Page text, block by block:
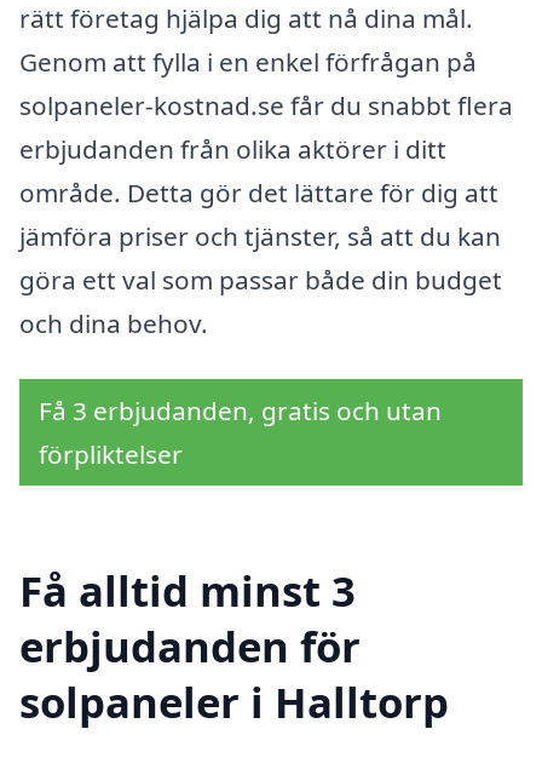
rätt företag hjälpa dig att nå dina mål.
Genom att fylla i en enkel förfrågan på
solpaneler-kostnad.se får du snabbt flera
erbjudanden från olika aktörer i ditt
område. Detta gör det lättare för dig att
jämföra priser och tjänster, så att du kan
göra ett val som passar både din budget
och dina behov.
Få 3 erbjudanden, gratis och utan
förpliktelser
Få alltid minst 3
erbjudanden för
solpaneler i Halltorp